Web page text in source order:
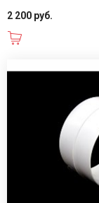
2 200 руб.